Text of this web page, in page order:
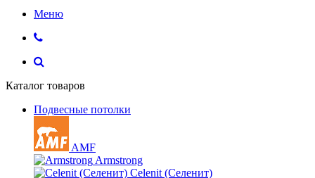
Меню
Каталог товаров
Подвесные потолки
AMF
Armstrong
Celenit (Селенит)